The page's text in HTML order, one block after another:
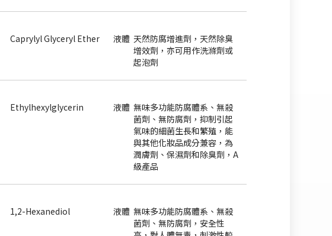
Caprylyl Glyceryl Ether 液體 天然防腐增進劑，天然除臭
增效劑，亦可用作洗滌劑或
起泡劑
Ethylhexylglycerin 液體 無味多功能防腐體系、無殺
菌劑、無防腐劑，抑制引起
氣味的細菌生長和繁殖，能
與其他化妝品成分兼容，為
潤膚劑、保濕劑和除臭劑，A
級產品
1,2-Hexanediol 液體 無味多功能防腐體系、無殺
菌劑、無防腐劑，安全性